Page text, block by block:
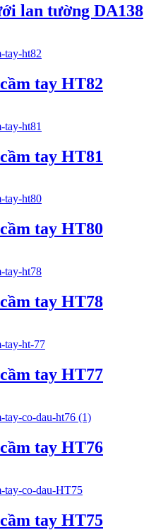
lan tường DA138
tay HT82
tay HT81
tay HT80
tay HT78
tay HT77
tay HT76
tay HT75